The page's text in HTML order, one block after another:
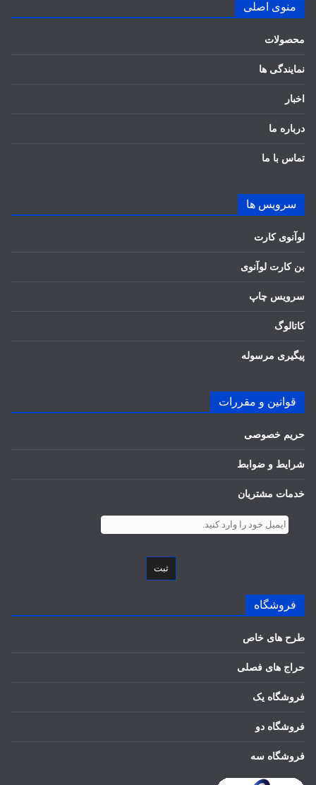
منوی اصلی
محصولات
نمایندگی ها
اخبار
درباره ما
تماس با ما
سرویس ها
لوآنوی کارت
بن کارت لوآنوی
سرویس چاپ
کاتالوگ
پیگیری مرسوله
قوانین و مقررات
حریم خصوصی
شرایط و ضوابط
خدمات مشتریان
ثبت
فروشگاه
طرح های خاص
حراج های فصلی
فروشگاه یک
فروشگاه دو
فروشگاه سه